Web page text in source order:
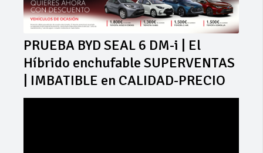
PRUEBA BYD SEAL 6 DM-i | El
Híbrido enchufable SUPERVENTAS
| IMBATIBLE en CALIDAD-PRECIO